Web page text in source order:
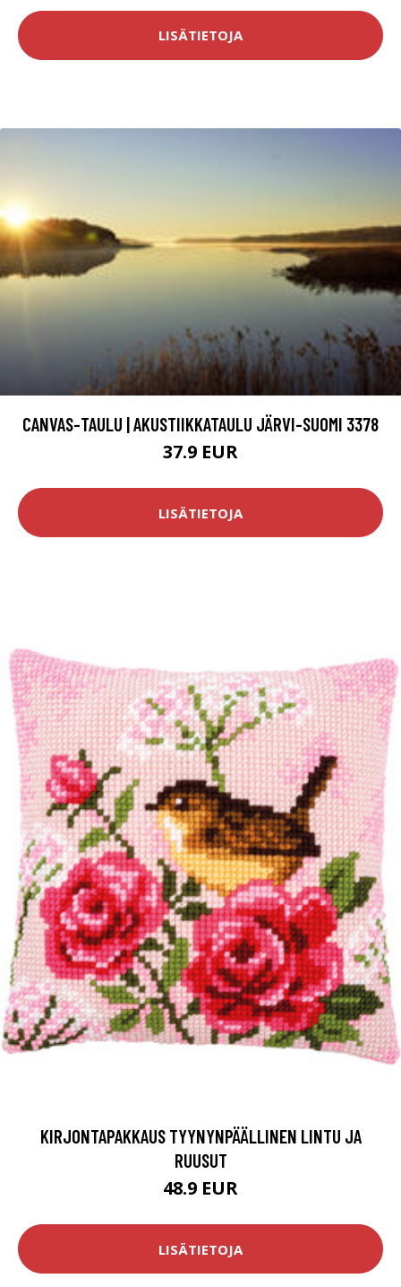
LISÄTIETOJA
CANVAS-TAULU | AKUSTIIKKATAULU JÄRVI-SUOMI 3378
37.9 EUR
LISÄTIETOJA
KIRJONTAPAKKAUS TYYNYNPÄÄLLINEN LINTU JA
RUUSUT
48.9 EUR
LISÄTIETOJA